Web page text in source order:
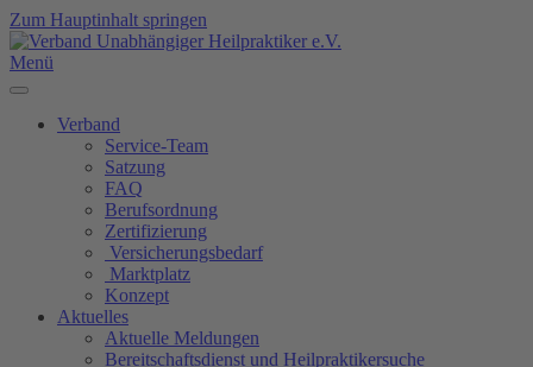
Zum Hauptinhalt springen
Menü
Verband
Service-Team
Satzung
FAQ
Berufsordnung
Zertifizierung
Versicherungsbedarf
Marktplatz
Konzept
Aktuelles
Aktuelle Meldungen
Bereitschaftsdienst und Heilpraktikersuche